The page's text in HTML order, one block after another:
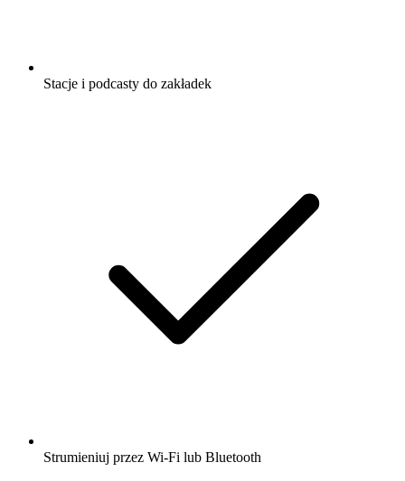
Stacje i podcasty do zakładek
Strumieniuj przez Wi-Fi lub Bluetooth